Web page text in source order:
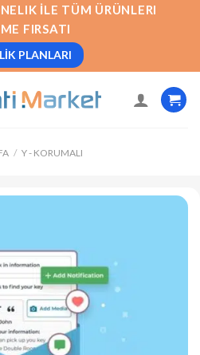
İLE TÜM ÜRÜNLERI
FIRSATI
PLANLARI
/ Y - KORUMALI